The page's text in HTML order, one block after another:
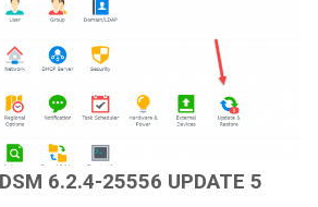
6.2.4-25556 UPDATE 5